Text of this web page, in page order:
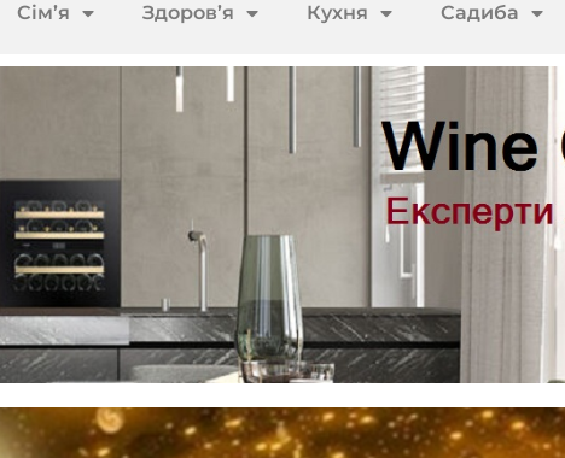
Сім’я Здоров’я Кухня Садиба